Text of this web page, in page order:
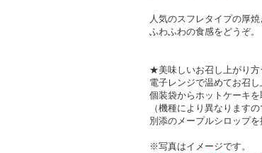
人気のスフレタイプの厚
ふわふわの食感をどうぞ。
★美味しいお召し上がり
電子レンジで温めてお召し
個装袋からホットケーキ
（機種により異なります
別添のメープルシロップを
※写真はイメージです。